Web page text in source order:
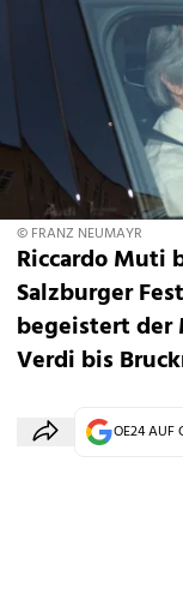
© FRANZ NEUMAYR
Riccardo Muti
Salzburger
begeistert der
Verdi bis
OE24 AUF